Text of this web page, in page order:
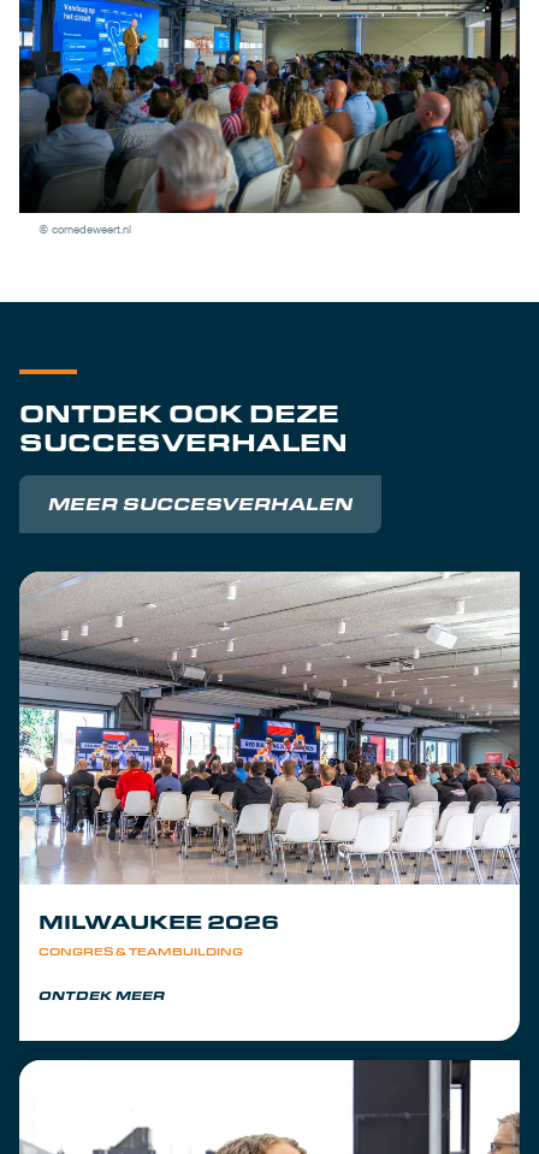
© cornedeweert.nl
ONTDEK OOK DEZE
SUCCESVERHALEN
MEER SUCCESVERHALEN
CONGRES & TEAMBUILDING
MILWAUKEE 2026
ONTDEK MEER